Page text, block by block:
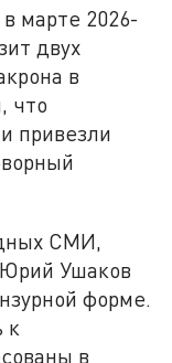
марте 2026-
двух
в
что
привезли
СМИ,
Ушаков
форме.
к
в